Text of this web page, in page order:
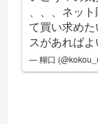
、、、ネッ
て買い求め
スがあれば
— 糊口